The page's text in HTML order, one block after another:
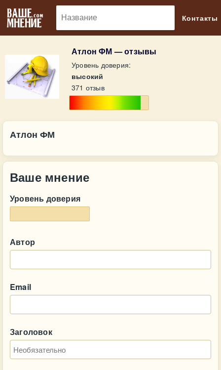
Контакты
Атлон ФМ — отзывы
Уровень доверия:
высокий
371 отзыв
Атлон ФМ
Ваше мнение
Уровень доверия
Автор
Email
Заголовок